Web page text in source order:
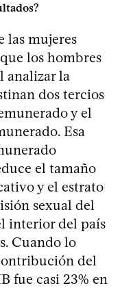
las mujeres
los hombres
analizar la
dos tercios
y el
Esa
el tamaño
y el estrato
sexual del
interior del país
Cuando lo
del
fue casi 23% en